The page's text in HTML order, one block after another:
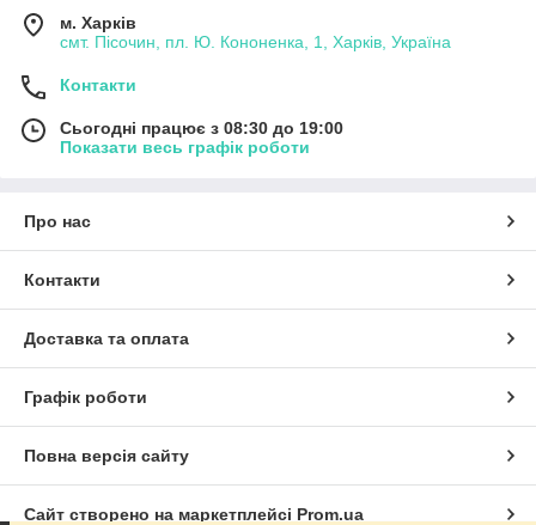
м. Харків
смт. Пісочин, пл. Ю. Кононенка, 1, Харків, Україна
Контакти
Сьогодні працює з 08:30 до 19:00
Показати весь графік роботи
Про нас
Контакти
Доставка та оплата
Графік роботи
Повна версія сайту
Сайт створено на маркетплейсі Prom.ua